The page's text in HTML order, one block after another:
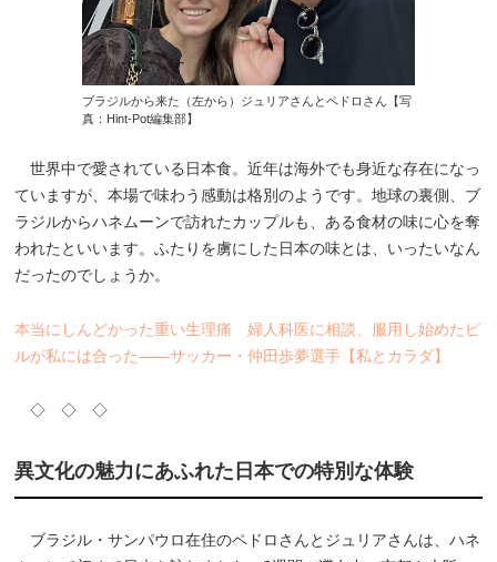
ブラジルから来た（左から）ジュリアさんとペドロさん【写
真：Hint-Pot編集部】
世界中で愛されている日本食。近年は海外でも身近な存在になっ
ていますが、本場で味わう感動は格別のようです。地球の裏側、ブ
ラジルからハネムーンで訪れたカップルも、ある食材の味に心を奪
われたといいます。ふたりを虜にした日本の味とは、いったいなん
だったのでしょうか。
本当にしんどかった重い生理痛 婦人科医に相談、服用し始めたピ
ルが私には合った――サッカー・仲田歩夢選手【私とカラダ】
◇ ◇ ◇
異文化の魅力にあふれた日本での特別な体験
ブラジル・サンパウロ在住のペドロさんとジュリアさんは、ハネ